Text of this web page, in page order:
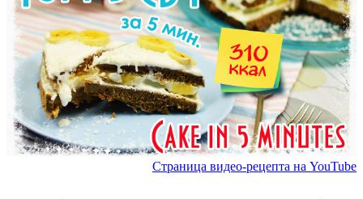
Страница видео-рецепта на YouTube